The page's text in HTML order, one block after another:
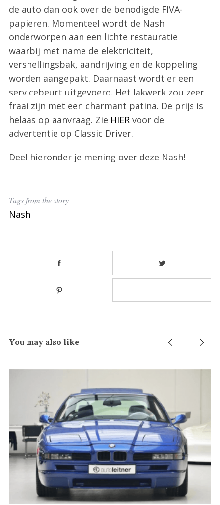
de auto dan ook over de benodigde FIVA-
papieren. Momenteel wordt de Nash
onderworpen aan een lichte restauratie
waarbij met name de elektriciteit,
versnellingsbak, aandrijving en de koppeling
worden aangepakt. Daarnaast wordt er een
servicebeurt uitgevoerd. Het lakwerk zou zeer
fraai zijn met een charmant patina. De prijs is
helaas op aanvraag. Zie HIERvoor de
advertentie op Classic Driver.
Deel hieronder je mening over deze Nash!
Tags from the story
Nash
You may also like